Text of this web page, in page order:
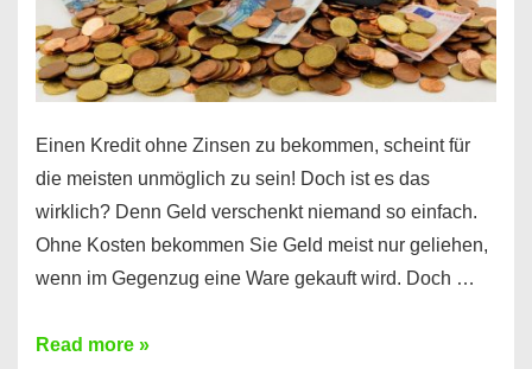
Sie
es
Einen Kredit ohne Zinsen zu bekommen, scheint für
die meisten unmöglich zu sein! Doch ist es das
wirklich? Denn Geld verschenkt niemand so einfach.
Ohne Kosten bekommen Sie Geld meist nur geliehen,
wenn im Gegenzug eine Ware gekauft wird. Doch …
Einen
Read more »